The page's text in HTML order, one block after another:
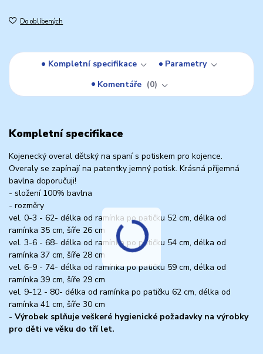
Do oblíbených
Kompletní specifikace
Parametry
Komentáře
0
Kompletní specifikace
Kojenecký overal dětský na spaní s potiskem pro kojence.
Overaly se zapínají na patentky jemný potisk. Krásná příjemná
bavlna doporučuji!
- složení 100% bavlna
- rozměry
vel. 0-3 - 62- délka od ramínka po patičku 52 cm, délka od
ramínka 35 cm, šíře 26 cm
vel. 3-6 - 68- délka od ramínka po patičku 54 cm, délka od
ramínka 37 cm, šíře 28 cm
vel. 6-9 - 74- délka od ramínka po patičku 59 cm, délka od
ramínka 39 cm, šíře 29 cm
vel. 9-12 - 80- délka od ramínka po patičku 62 cm, délka od
ramínka 41 cm, šíře 30 cm
- Výrobek splňuje veškeré hygienické požadavky na výrobky
pro děti ve věku do tří let.